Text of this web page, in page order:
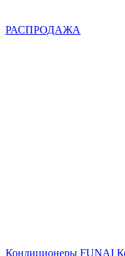
РАСПРОДАЖА
Кондиционеры FUNAI